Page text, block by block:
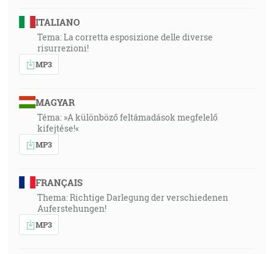
ITALIANO
Tema: La corretta esposizione delle diverse
risurrezioni!
MP3
MAGYAR
Téma: »A különböző feltámadások megfelelő
kifejtése!«
MP3
FRANÇAIS
Thema: Richtige Darlegung der verschiedenen
Auferstehungen!
MP3